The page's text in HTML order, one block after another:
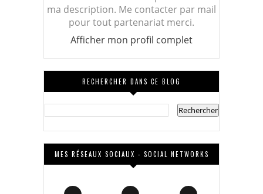
ma description. Me contacter par mail
pour tout partenariat merci.
Afficher mon profil complet
RECHERCHER DANS CE BLOG
MES RÉSEAUX SOCIAUX - SOCIAL NETWORKS